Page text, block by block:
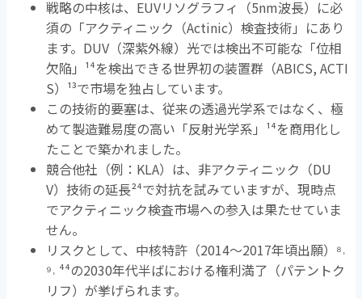
戦略の中核は、 EUVリソグラフィ（5nm波長）に必
須の「アクティニック（Actinic）検査技術」にあり
ます。 DUV （深紫外線）光では検出不可能な「位相
欠陥」 ¹⁴を検出できる世界初の装置群（ABICS, ACTI
S） ¹³で市場を独占しています。
この技術的要塞は、従来の透過光学系ではなく、極
めて製造難易度の高い「反射光学系」 ¹⁴を商用化し
たことで築かれました。
競合他社（例： KLA）は、非アクティニック（DU
V）技術の延長²⁴で対抗を試みていますが、現時点
でアクティニック検査市場への参入は果たせていま
せん。
リスクとして、中核特許（2014〜2017年頃出願） ⁸˒
⁹˒ ⁴⁴の2030年代半ばにおける権利満了（パテントク
リフ）が挙げられます。